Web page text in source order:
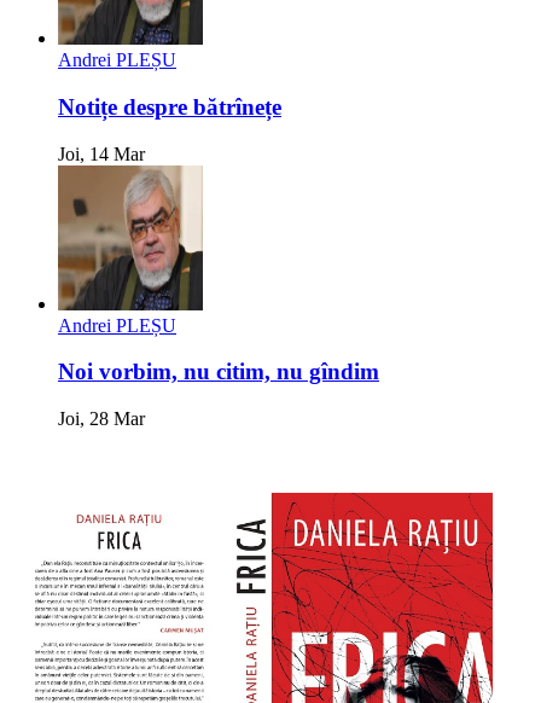
Andrei PLEȘU
Notițe despre bătrînețe
Joi, 14 Mar
Andrei PLEȘU
Noi vorbim, nu citim, nu gîndim
Joi, 28 Mar